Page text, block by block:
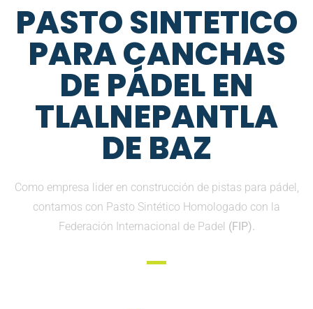
PASTO SINTETICO
PARA CANCHAS
DE PÁDEL EN
TLALNEPANTLA
DE BAZ
Como empresa lider en construcción de pistas para pádel,
contamos con Pasto Sintético Homologado con la
Federación Internacional de Padel (FIP).